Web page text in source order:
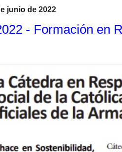
junio de 2022
- Formación en